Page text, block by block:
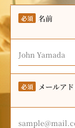
必須 名前
必須 メールア